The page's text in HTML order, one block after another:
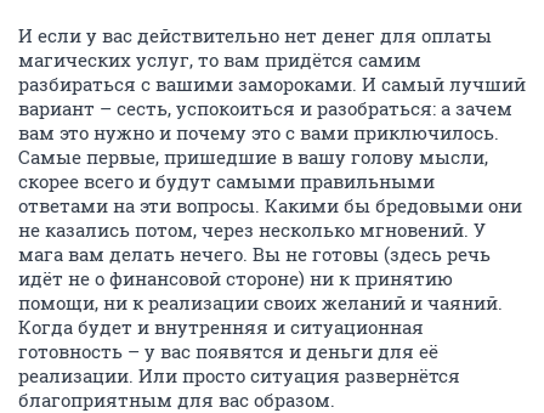
И если у вас действительно нет денег для оплаты
магических услуг, то вам придётся самим
разбираться с вашими замороками. И самый лучший
вариант – сесть, успокоиться и разобраться: а зачем
вам это нужно и почему это с вами приключилось.
Самые первые, пришедшие в вашу голову мысли,
скорее всего и будут самыми правильными
ответами на эти вопросы. Какими бы бредовыми они
не казались потом, через несколько мгновений. У
мага вам делать нечего. Вы не готовы (здесь речь
идёт не о финансовой стороне) ни к принятию
помощи, ни к реализации своих желаний и чаяний.
Когда будет и внутренняя и ситуационная
готовность – у вас появятся и деньги для её
реализации. Или просто ситуация развернётся
благоприятным для вас образом.